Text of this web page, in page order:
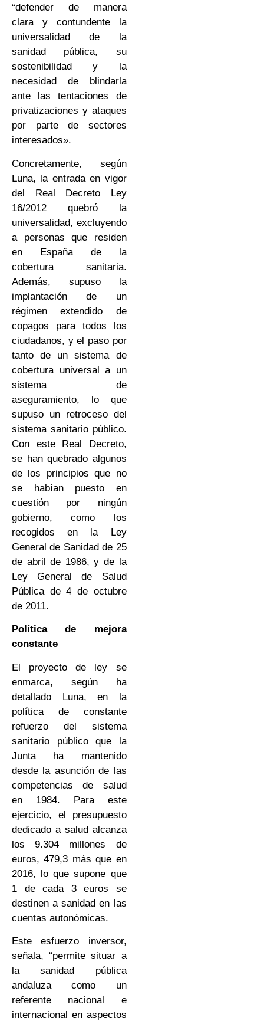
“defender de manera
clara y contundente la
universalidad de la
sanidad pública, su
sostenibilidad y la
necesidad de blindarla
ante las tentaciones de
privatizaciones y ataques
por parte de sectores
interesados».
Concretamente, según
Luna, la entrada en vigor
del Real Decreto Ley
16/2012 quebró la
universalidad, excluyendo
a personas que residen
en España de la
cobertura sanitaria.
Además, supuso la
implantación de un
régimen extendido de
copagos para todos los
ciudadanos, y el paso por
tanto de un sistema de
cobertura universal a un
sistema de
aseguramiento, lo que
supuso un retroceso del
sistema sanitario público.
Con este Real Decreto,
se han quebrado algunos
de los principios que no
se habían puesto en
cuestión por ningún
gobierno, como los
recogidos en la Ley
General de Sanidad de 25
de abril de 1986, y de la
Ley General de Salud
Pública de 4 de octubre
de 2011.
Política de mejora
constante
El proyecto de ley se
enmarca, según ha
detallado Luna, en la
política de constante
refuerzo del sistema
sanitario público que la
Junta ha mantenido
desde la asunción de las
competencias de salud
en 1984. Para este
ejercicio, el presupuesto
dedicado a salud alcanza
los 9.304 millones de
euros, 479,3 más que en
2016, lo que supone que
1 de cada 3 euros se
destinen a sanidad en las
cuentas autonómicas.
Este esfuerzo inversor,
señala, “permite situar a
la sanidad pública
andaluza como un
referente nacional e
internacional en aspectos